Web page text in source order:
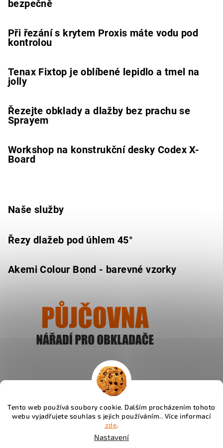
Tento web používá soubory cookie. Dalším procházením tohoto
webu vyjadřujete souhlas s jejich používáním.. Více informací
zde.
Nastavení
bezpečně
Při řezání s krytem Proxis máte vodu pod
kontrolou
Tenax Fixtop je oblíbené lepidlo a tmel na
jolly
Řezejte obklady a dlažby bez prachu se
Sprayem
Workshop na konstrukční desky Codex X-
Board
Naše služby
Řezy dlažeb pod úhlem 45°
Akemi Colour Bond - barevné vzorky
Ukázat
Instagram